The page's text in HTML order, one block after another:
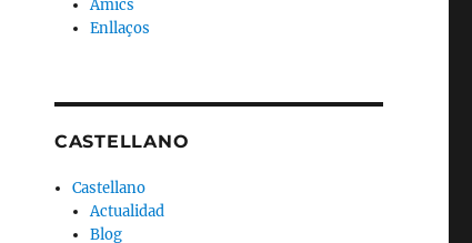
Amics
Enllaços
CASTELLANO
Castellano
Actualidad
Blog